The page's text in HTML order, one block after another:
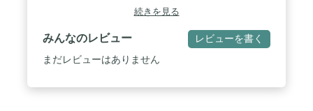
単に快適になっております。バックルからベルトを
簡単に外せば、好みのサイズに裁断できるのでサイ
ズ調整も簡単 / 【値段以上】上等牛革と良質金属が
融合し、お値段以上の高級感をあなたに捧げます。
上品でハイエンドなシリーズのベルトです。使うほ
続きを見る
みんなのレビュー レビューを書く
まだレビューはありません